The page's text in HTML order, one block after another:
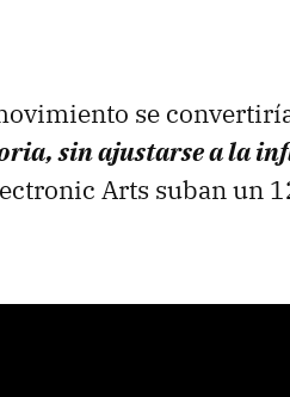
se
sin ajustarse a la
Arts suban un